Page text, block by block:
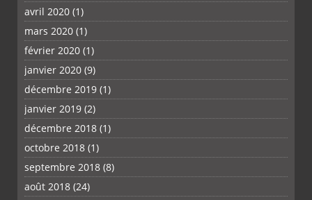
avril 2020 (1)
mars 2020 (1)
février 2020 (1)
janvier 2020 (9)
décembre 2019 (1)
janvier 2019 (2)
décembre 2018 (1)
octobre 2018 (1)
septembre 2018 (8)
août 2018 (24)